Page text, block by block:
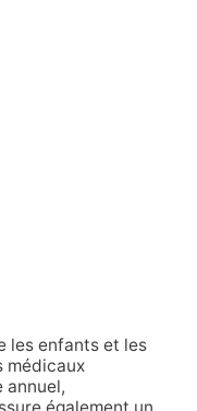
les enfants et les
médicaux
annuel,